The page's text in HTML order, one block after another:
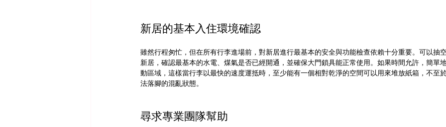
新居的基本入住環境確認
雖然行程匆忙，但在所有行李進場前，對新居進行最基本的安全與功能檢查依賴十分重要。可以抽
新居，確認最基本的水電、煤氣是否已經開通，並確保大門鎖具能正常使用。如果時間允許，簡單
動區域，這樣當行李以最快的速度運抵時，至少能有一個相對乾淨的空間可以用來堆放紙箱，不至
法落腳的混亂狀態。
尋求專業團隊幫助